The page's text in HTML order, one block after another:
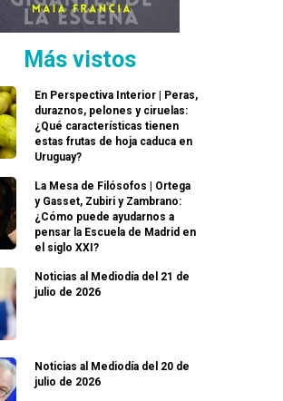
Más vistos
En Perspectiva Interior | Peras,
duraznos, pelones y ciruelas:
¿Qué características tienen
estas frutas de hoja caduca en
Uruguay?
La Mesa de Filósofos | Ortega
y Gasset, Zubiri y Zambrano:
¿Cómo puede ayudarnos a
pensar la Escuela de Madrid en
el siglo XXI?
Noticias al Mediodía del 21 de
julio de 2026
Noticias al Mediodía del 20 de
julio de 2026